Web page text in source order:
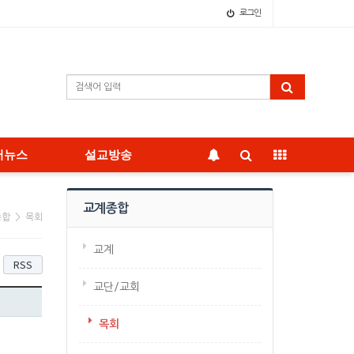
로그인
뉴스 설교방송
> 목회
RSS
교계종합
교계
교단/교회
목회